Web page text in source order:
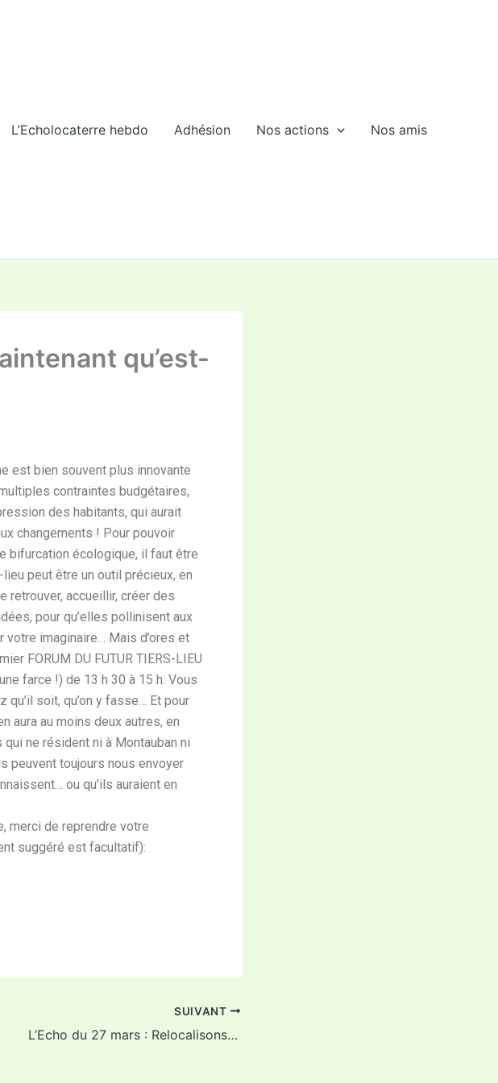
L’Echolocaterre hebdo Adhésion Nos actions Nos amis
qu’est-
est bien souvent plus innovante
contraintes budgétaires,
des habitants, qui aurait
changements ! Pour pouvoir
bifurcation écologique, il faut être
peut être un outil précieux, en
retrouver, accueillir, créer des
pour qu’elles pollinisent aux
votre imaginaire… Mais d’ores et
FORUM DU FUTUR TIERS-LIEU
farce !) de 13 h 30 à 15 h. Vous
soit, qu’on y fasse… Et pour
aura au moins deux autres, en
ne résident ni à Montauban ni
peuvent toujours nous envoyer
ou qu’ils auraient en
merci de reprendre votre
suggéré est facultatif):
SUIVANT
L’Echo du 27 mars : Relocalisons-nous !